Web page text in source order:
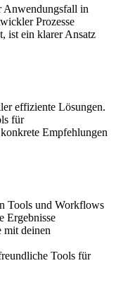
Anwendungsfall in
Prozesse
ist ein klarer Ansatz
effiziente Lösungen.
für
Empfehlungen
Tools und Workflows
Ergebnisse
mit deinen
Tools für